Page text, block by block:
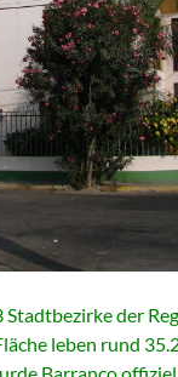
Stadtbezirke der
leben rund